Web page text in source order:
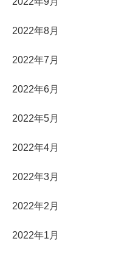
2022年8月
2022年7月
2022年6月
2022年5月
2022年4月
2022年3月
2022年2月
2022年1月